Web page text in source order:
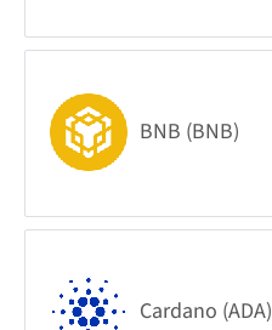
BNB (BNB)
Cardano (ADA)